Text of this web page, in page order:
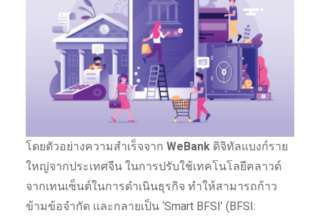
โดยตัวอย่างความสำเร็จจาก WeBank ดิจิทัลแบงก์ราย
ใหญ่จากประเทศจีน ในการปรับใช้เทคโนโลยีคลาวด์
จากเทนเซ็นต์ในการดำเนินธุรกิจ ทำให้สามารถก้าว
ข้ามข้อจำกัด และกลายเป็น ‘Smart BFSI’ (BFSI: